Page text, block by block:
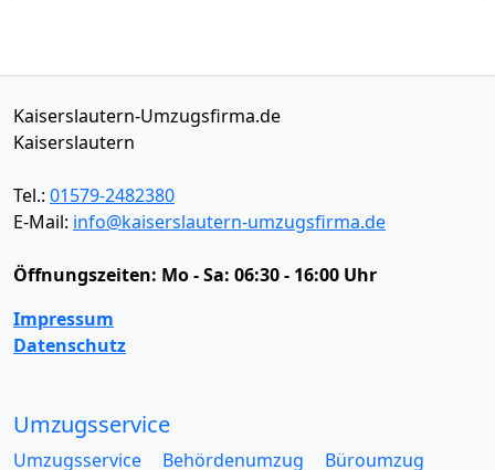
Kaiserslautern-Umzugsfirma.de
Kaiserslautern
Tel.: 01579-2482380
E-Mail: info@kaiserslautern-umzugsfirma.de
Öffnungszeiten: Mo - Sa: 06:30 - 16:00 Uhr
Impressum
Datenschutz
Umzugsservice
Umzugsservice Behördenumzug
Büroumzug